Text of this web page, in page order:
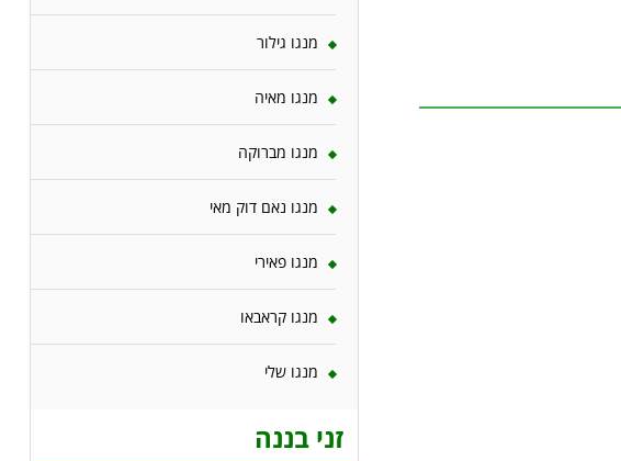
מנגו גילור
מנגו מאיה
מנגו מברוקה
מנגו נאם דוק מאי
מנגו פאירי
מנגו קראבאו
מנגו שלי
זני בננה